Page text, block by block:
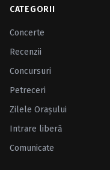
CATEGORII
Concerte
Recenzii
Concursuri
Petreceri
Zilele Oraşului
Intrare liberă
Comunicate